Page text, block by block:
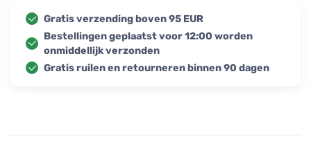
Gratis verzending boven 95 EUR
Bestellingen geplaatst voor 12:00 worden
onmiddellijk verzonden
Gratis ruilen en retourneren binnen 90 dagen